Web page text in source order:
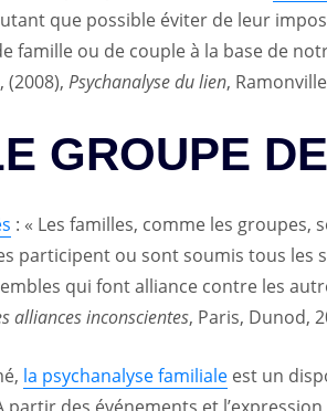
que possible éviter de leur
famille ou de couple à la base de
(2008), Psychanalyse du lien,
GROUPE
: « Les familles, comme les groupes,
participent ou sont soumis tous les
qui font alliance contre les
alliances inconscientes, Paris, Dunod,
la psychanalyse familiale est un